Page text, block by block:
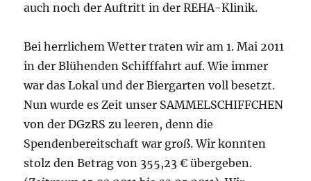
auch noch der Auftritt in der REHA-Klinik.
Bei herrlichem Wetter traten wir am 1. Mai 2011
in der Blühenden Schifffahrt auf. Wie immer
war das Lokal und der Biergarten voll besetzt.
Nun wurde es Zeit unser SAMMELSCHIFFCHEN
von der DGzRS zu leeren, denn die
Spendenbereitschaft war groß. Wir konnten
stolz den Betrag von 355,23 € übergeben.